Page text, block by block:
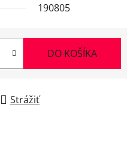
190805
DO KOŠÍKA
Strážiť